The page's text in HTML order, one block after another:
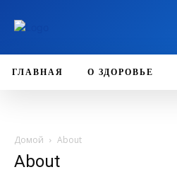
ГЛАВНАЯ О ЗДОРОВЬЕ
Домой About
About